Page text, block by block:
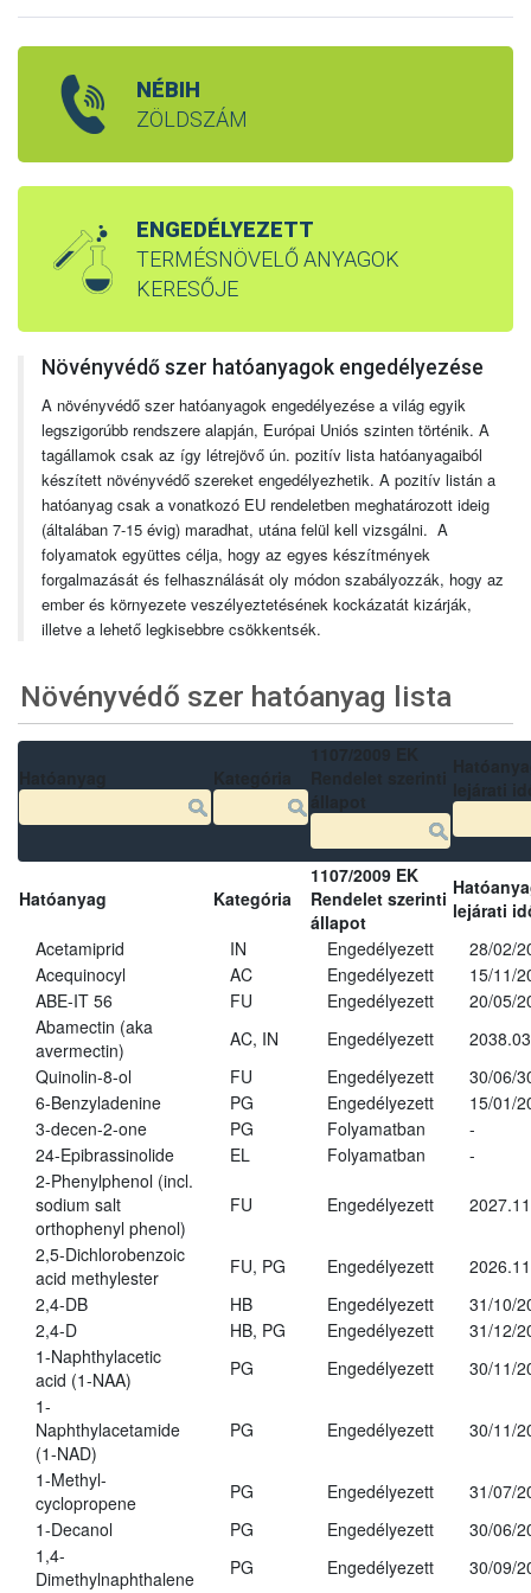
NÉBIH
ZÖLDSZÁM
ENGEDÉLYEZETT
TERMÉSNÖVELŐ ANYAGOK
KERESŐJE
Növényvédő szer hatóanyagok engedélyezése
A növényvédő szer hatóanyagok engedélyezése a világ egyik
legszigorúbb rendszere alapján, Európai Uniós szinten történik. A
tagállamok csak az így létrejövő ún. pozitív lista hatóanyagaiból
készített növényvédő szereket engedélyezhetik. A pozitív listán a
hatóanyag csak a vonatkozó EU rendeletben meghatározott ideig
(általában 7-15 évig) maradhat, utána felül kell vizsgálni. A
folyamatok együttes célja, hogy az egyes készítmények
forgalmazását és felhasználását oly módon szabályozzák, hogy az
ember és környezete veszélyeztetésének kockázatát kizárják,
illetve a lehető legkisebbre csökkentsék.
Növényvédő szer hatóanyag lista
Hatóanyag Kategória
1107/2009 EK
Rendelet szerinti
állapot
lejárati
Acetamiprid
IN Engedélyezett
28/02/
Acequinocyl
AC Engedélyezett
15/11/
ABE-IT 56
FU Engedélyezett
20/05/
Abamectin (aka
avermectin)
AC, IN Engedélyezett
Quinolin-8-ol
FU Engedélyezett
30/06/
6-Benzyladenine
PG Engedélyezett
15/01/
3-decen-2-one
PG Folyamatban
-
24-Epibrassinolide
EL Folyamatban
-
2-Phenylphenol (incl.
sodium salt
orthophenyl phenol)
FU Engedélyezett
2,5-Dichlorobenzoic
acid methylester
FU, PG Engedélyezett
2,4-DB
HB Engedélyezett
31/10/
2,4-D
HB, PG Engedélyezett
31/12/
1-Naphthylacetic
acid (1-NAA)
PG Engedélyezett
30/11/
1-
Naphthylacetamide
(1-NAD)
PG Engedélyezett 30/11/
1-Methyl-
cyclopropene
PG Engedélyezett
31/07/
1-Decanol
PG Engedélyezett
30/06/
1,4-
Dimethylnaphthalene
PG Engedélyezett 30/09/